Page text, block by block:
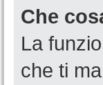
Che
La
che ti